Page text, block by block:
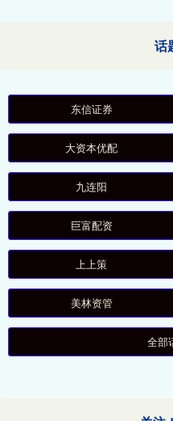
话
东信证券
大资本优配
九连阳
巨富配资
上上策
美林资管
全部